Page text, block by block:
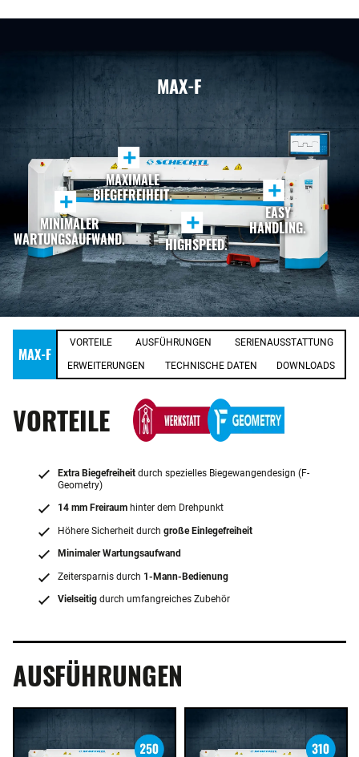
MAX-F
+
MINIMALER
WARTUNGSAUFWAND.
+
EASY
HANDLING.
+
MAXIMALE
BIEGEFREIHEIT.
+
HIGHSPEED.
MAX-F
VORTEILE AUSFÜHRUNGEN SERIENAUSSTATTUNG
ERWEITERUNGEN TECHNISCHE DATEN DOWNLOADS
VORTEILE
Extra Biegefreiheit durch spezielles Biegewangendesign (F-
Geometry)
14 mm Freiraum hinter dem Drehpunkt
Höhere Sicherheit durch große Einlegefreiheit
Minimaler Wartungsaufwand
Zeitersparnis durch 1-Mann-Bedienung
Vielseitig durch umfangreiches Zubehör
AUSFÜHRUNGEN